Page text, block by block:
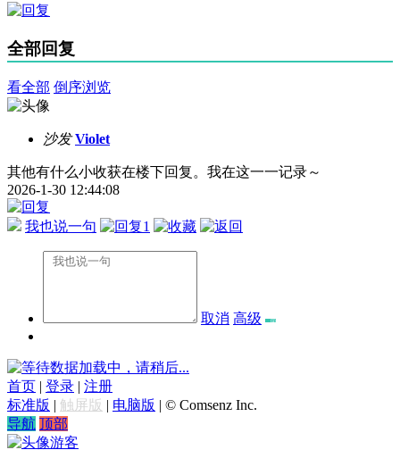
全部回复
看全部 倒序浏览
沙发 Violet
其他有什么小收获在楼下回复。我在这一一记录～
2026-1-30 12:44:08
我也说一句 1
取消 高级
数据加载中，请稍后...
首页 | 登录 | 注册
标准版 | 触屏版 | 电脑版 | © Comsenz Inc.
导航 顶部
游客